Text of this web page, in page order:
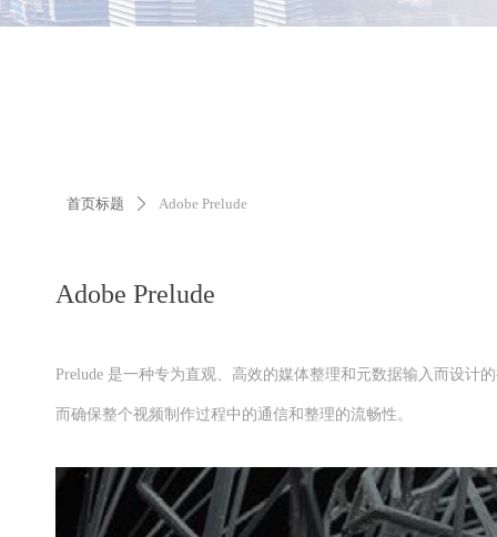
首页标题 ꄲ Adobe Prelude
Adobe Prelude
Prelude 是一种专为直观、高效的媒体整理和元数据输入而设计
而确保整个视频制作过程中的通信和整理的流畅性。